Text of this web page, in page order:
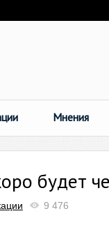
Мнения
будет
9 476